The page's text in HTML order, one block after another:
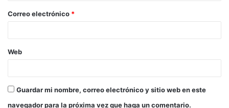
Correo electrónico *
Web
Guardar mi nombre, correo electrónico y sitio web en este
navegador para la próxima vez que haga un comentario.